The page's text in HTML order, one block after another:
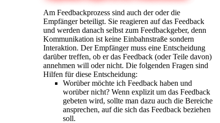
Am Feedbackprozess sind auch der oder die
Empfänger beteiligt. Sie reagieren auf das Feedback
und werden danach selbst zum Feedbackgeber, denn
Kommunikation ist keine Einbahnstraße sondern
Interaktion. Der Empfänger muss eine Entscheidung
darüber treffen, ob er das Feedback (oder Teile davon)
annehmen will oder nicht. Die folgenden Fragen sind
Hilfen für diese Entscheidung:
Worüber möchte ich Feedback haben und
worüber nicht? Wenn explizit um das Feedback
gebeten wird, sollte man dazu auch die Bereiche
ansprechen, auf die sich das Feedback beziehen
soll.